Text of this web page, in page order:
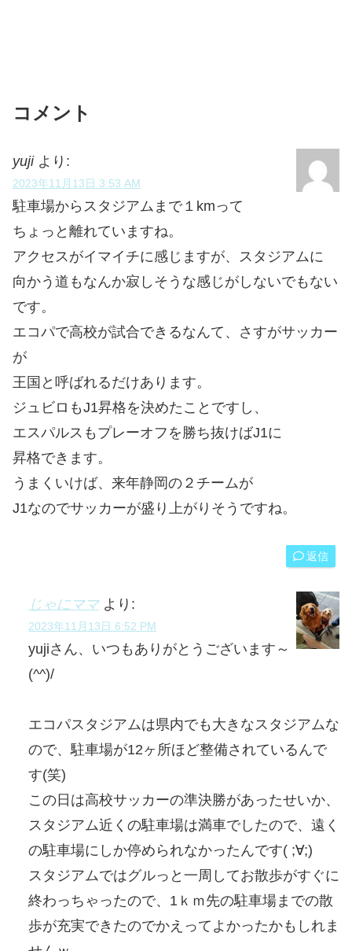
コメント
yuji より:
2023年11月13日 3:53 AM
駐車場からスタジアムまで１kmって
ちょっと離れていますね。
アクセスがイマイチに感じますが、スタジアムに
向かう道もなんか寂しそうな感じがしないでもない
です。
エコパで高校が試合できるなんて、さすがサッカー
が
王国と呼ばれるだけあります。
ジュビロもJ1昇格を決めたことですし、
エスパルスもプレーオフを勝ち抜けばJ1に
昇格できます。
うまくいけば、来年静岡の２チームが
J1なのでサッカーが盛り上がりそうですね。
返信
じゃにママ より:
2023年11月13日 6:52 PM
yujiさん、いつもありがとうございます～
(^^)/
エコパスタジアムは県内でも大きなスタジアムな
ので、駐車場が12ヶ所ほど整備されているんで
す(笑)
この日は高校サッカーの準決勝があったせいか、
スタジアム近くの駐車場は満車でしたので、遠く
の駐車場にしか停められなかったんです( ;∀;)
スタジアムではグルっと一周してお散歩がすぐに
終わっちゃったので、1ｋｍ先の駐車場までの散
歩が充実できたのでかえってよかったかもしれま